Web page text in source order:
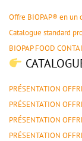
Offre BIOPAP® en un
Catalogue standard
BIOPAP FOOD
PRÉSENTATION
PRÉSENTATION
PRÉSENTATION
PRÉSENTATION